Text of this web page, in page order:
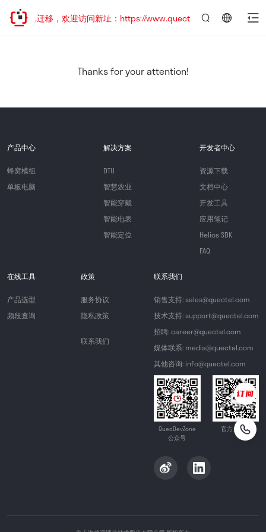
地址已迁移，欢迎访问新址：https://www.quectel.com.cn
Thanks for your attention!
产品中心
蜂窝模组
单板电脑
解决方案
DTU
智慧农业
智能穿戴
智能电表
智能定位
开发者中心
资源下载
文档中心
开发工具
应用笔记
Helios SDK
FAQ
在线工具
产品选型
频段查询
政策
服务协议
隐私政策
联系我们
联系我们
销售支持: sales@quectel.com
技术支持: support@quectel.com
招聘: career@quectel.com
媒体联系: media@quectel.com
其他咨询: info@quectel.com
QuecDevZone
公众号
官方公众号